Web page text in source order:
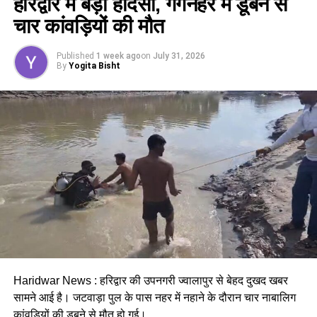
कैबिनेट नेउत्तराखंड मजदूरी संहिता नियमावली को मंजूरी दी।
इसके तहत श्रमिकों को हर महीने की 7 तारीख तक वेतन देना
मजदूरी का प्रावधान भी किया गया है।
पढ़े धामी कैबिनेट के प्रमुख फैसले
GST संशोधित अध्यादेश को मंजूरी।
चार कांवड़ियों की मौत
Published 1 week agoon July 31, 2026
By Yogita Bisht
Haridwar News : हरिद्वार की उपनगरी ज्वालापुर से बेहद दुखद खबर
सामने आई है। जटवाड़ा पुल के पास नहर में नहाने के दौरान चार नाबालिग
कांवड़ियों की डूबने से मौतहो गई।